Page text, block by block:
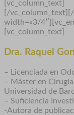
[vc_column_text]
[/
width=»3/
[vc_column_text]
Dra. Raquel
– Licenciada en
– Máster en
Universidad de
– Suficiencia
-Autora de